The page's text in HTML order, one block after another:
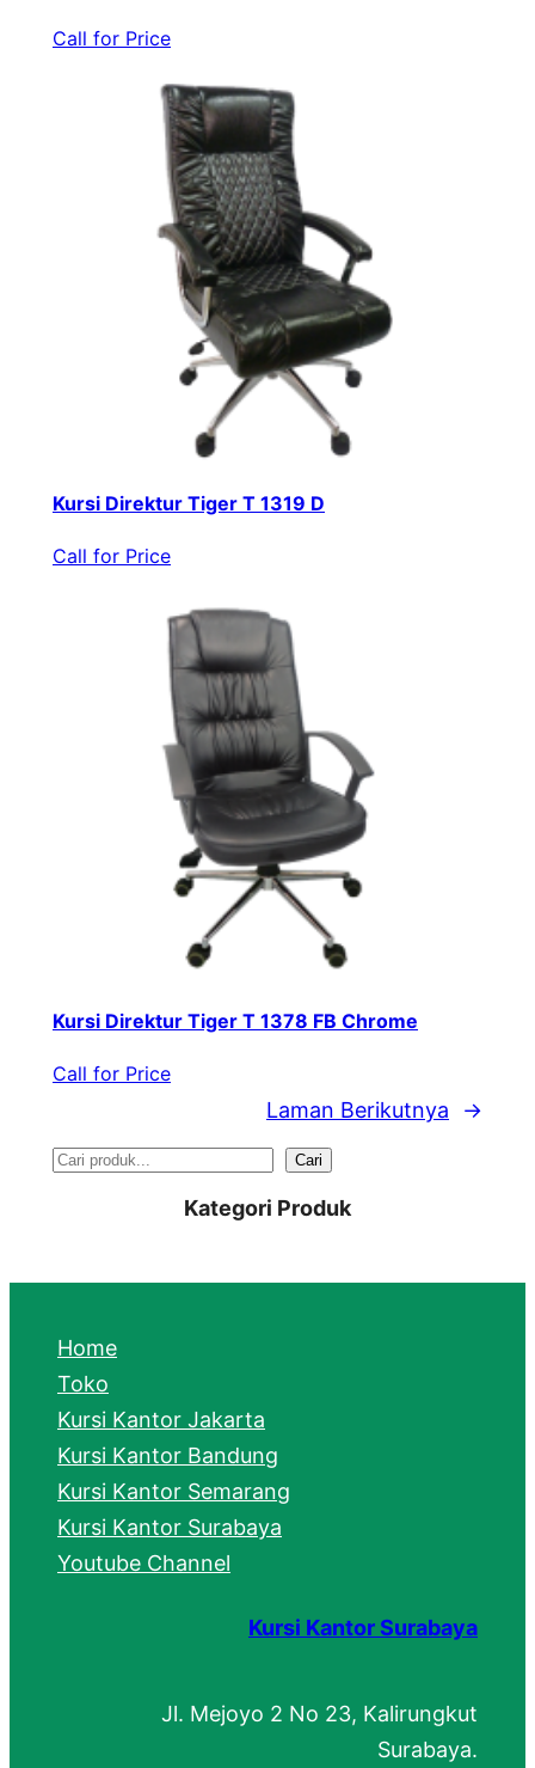
Call for Price
Kursi Direktur Tiger T 1319 D
Call for Price
Kursi Direktur Tiger T 1378 FB Chrome
Call for Price
Laman Berikutnya →
S
r
h
Cari
Kategori Produk
Home
Toko
Kursi Kantor Jakarta
Kursi Kantor Bandung
Kursi Kantor Semarang
Kursi Kantor Surabaya
Youtube Channel
Kursi Kantor Surabaya
Jl. Mejoyo 2 No 23, Kalirungkut
Surabaya.